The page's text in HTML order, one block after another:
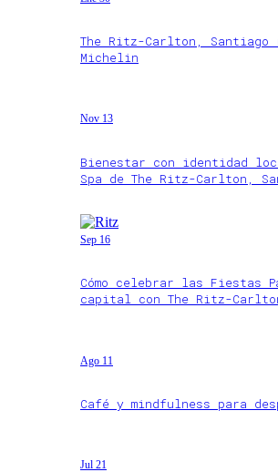
The Ritz-Carlton, Santiago
Michelin
Nov 13
Bienestar con identidad
Spa de The Ritz-Carlton,
Sep 16
Cómo celebrar las Fiestas
capital con The Ritz-
Ago 11
Café y mindfulness para
Jul 21